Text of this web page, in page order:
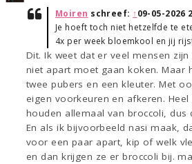
Moiren schreef: ↑09-05-2026
Je hoeft toch niet hetzelfde te
4x per week bloemkool en jij
Dit. Ik weet dat er veel mensen
niet apart moet gaan koken. Maar
twee pubers en een kleuter. Met
eigen voorkeuren en afkeren. Heel
houden allemaal van broccoli, dus
En als ik bijvoorbeeld nasi maak,
voor een paar apart, kip of welk
en dan krijgen ze er broccoli bij.